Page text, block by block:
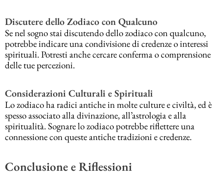
Discutere dello Zodiaco con Qualcuno
Se nel sogno stai discutendo dello zodiaco con qualcuno,
potrebbe indicare una condivisione di credenze o interessi
spirituali. Potresti anche cercare conferma o comprensione
delle tue percezioni.
Considerazioni Culturali e Spirituali
Lo zodiaco ha radici antiche in molte culture e civiltà, ed è
spesso associato alla divinazione, all’astrologia e alla
spiritualità. Sognare lo zodiaco potrebbe riflettere una
connessione con queste antiche tradizioni e credenze.
Conclusione e Riflessioni